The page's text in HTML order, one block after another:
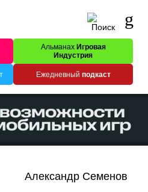
Альманах Игровая
Индустрия
Ежедневный подкаст
Александр Семенов